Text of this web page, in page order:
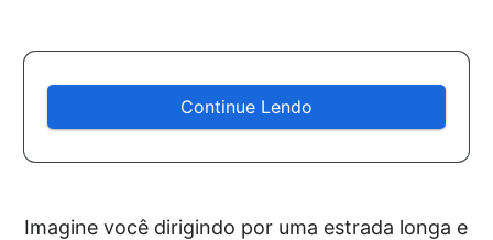
Continue Lendo
Imagine você dirigindo por uma estrada longa e